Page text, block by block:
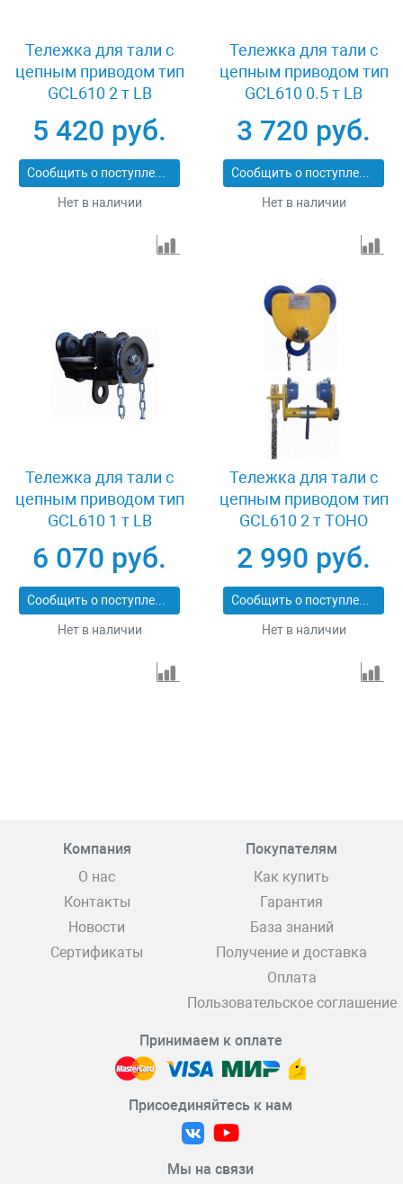
Тележка для тали с
цепным приводом тип
GCL610 2 т LB
5 420 руб.
Сообщить о поступлении
Нет в наличии
Тележка для тали с
цепным приводом тип
GCL610 0.5 т LB
3 720 руб.
Сообщить о поступлении
Нет в наличии
Тележка для тали с
цепным приводом тип
GCL610 1 т LB
6 070 руб.
Сообщить о поступлении
Нет в наличии
Тележка для тали с
цепным приводом тип
GCL610 2 т TOHO
2 990 руб.
Сообщить о поступлении
Нет в наличии
Компания
О нас
Контакты
Новости
Сертификаты
Покупателям
Как купить
Гарантия
База знаний
Получение и доставка
Оплата
Пользовательское соглашение
Принимаем к оплате
Присоединяйтесь к нам
Мы на связи